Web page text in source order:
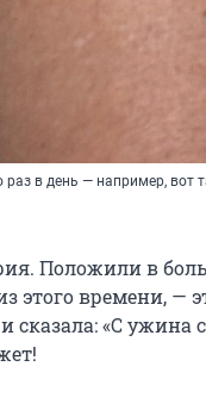
в день — например, вот
Положили в
времени, —
«С ужина